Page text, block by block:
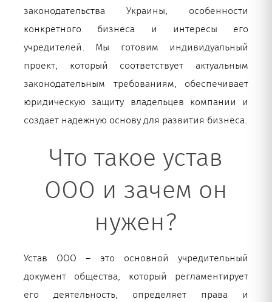
законодательства Украины, особенности
конкретного бизнеса и интересы его
учредителей. Мы готовим индивидуальный
проект, который соответствует актуальным
законодательным требованиям, обеспечивает
юридическую защиту владельцев компании и
создает надежную основу для развития бизнеса.
Что такое устав
ООО и зачем он
нужен?
Устав ООО – это основной учредительный
документ общества, который регламентирует
его деятельность, определяет права и